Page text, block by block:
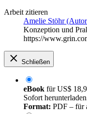
Arbeit zitieren
Amelie Stöhr
Konzeption und
https://
Schließen
eBook fürUS$
Sofort
Format: PDF – für